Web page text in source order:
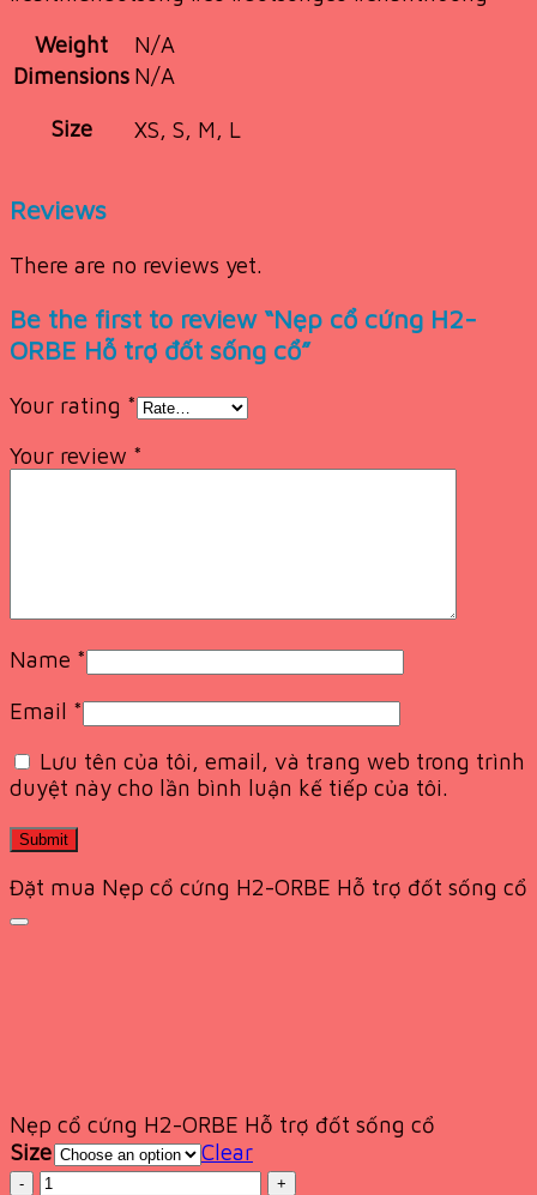
Weight
N/A
Dimensions N/A
Size
XS, S, M, L
Reviews
There are no reviews yet.
Be the first to review “Nẹp cổ cứng H2-
ORBE Hỗ trợ đốt sống cổ”
Your rating *
Your review *
Name *
Email *
Lưu tên của tôi, email, và trang web trong trình
duyệt này cho lần bình luận kế tiếp của tôi.
Đặt mua Nẹp cổ cứng H2-ORBE Hỗ trợ đốt sống cổ
Nẹp cổ cứng H2-ORBE Hỗ trợ đốt sống cổ
Size
Clear
Quantity